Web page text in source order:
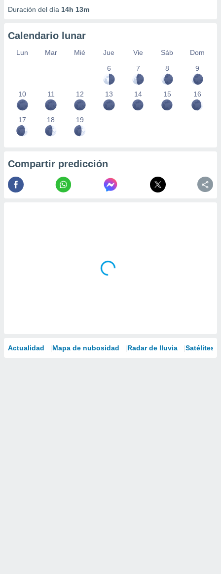
Duración del día 14h 13m
Calendario lunar
Lun Mar Mié Jue Vie Sáb
Dom
6
7 8 9
10 11 12 13 14 15 16
17 18 19
Compartir predicción
Actualidad Mapa de nubosidad Radar de lluvia Satélites